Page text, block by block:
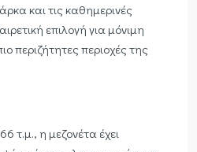
και τις καθημερινές
επιλογή για μόνιμη
περιζήτητες περιοχές της
τ.μ., η μεζονέτα έχει